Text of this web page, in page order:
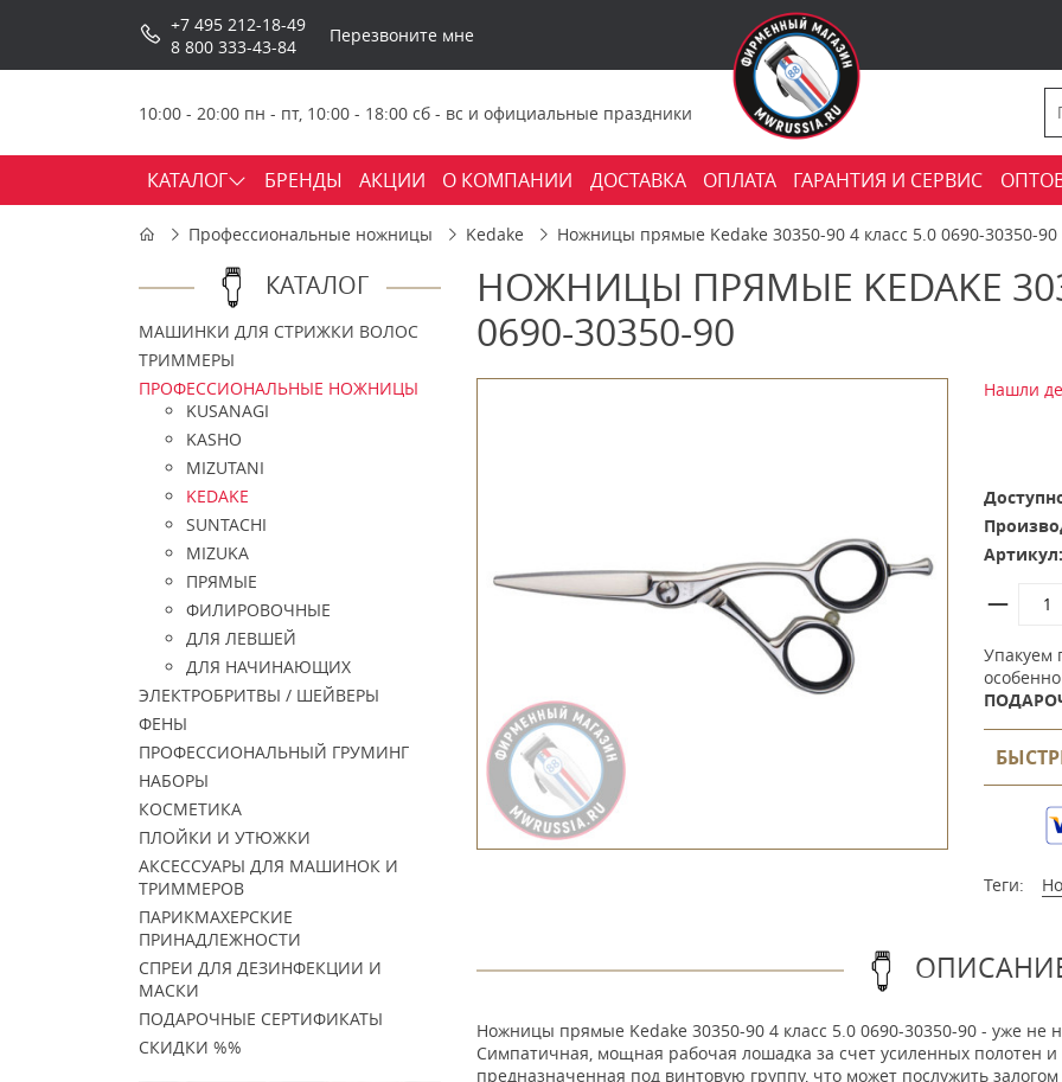
+7 495 212-18-49
8 800 333-43-84
Перезвоните мне
10:00 - 20:00 пн - пт, 10:00 - 18:00 сб - вс и официальные праздники
КАТАЛОГ БРЕНДЫ АКЦИИ О КОМПАНИИ ДОСТАВКА ОПЛАТА ГАРАНТИЯ И СЕРВИС
Профессиональные ножницы Kedake Ножницы прямые Kedake 30350-90 4 класс 5.0 0690-30350-90
КАТАЛОГ
МАШИНКИ ДЛЯ СТРИЖКИ ВОЛОС
ТРИММЕРЫ
ПРОФЕССИОНАЛЬНЫЕ НОЖНИЦЫ
KUSANAGI
KASHO
MIZUTANI
KEDAKE
SUNTACHI
MIZUKA
ПРЯМЫЕ
ФИЛИРОВОЧНЫЕ
ДЛЯ ЛЕВШЕЙ
ДЛЯ НАЧИНАЮЩИХ
ЭЛЕКТРОБРИТВЫ / ШЕЙВЕРЫ
ФЕНЫ
ПРОФЕССИОНАЛЬНЫЙ ГРУМИНГ
НАБОРЫ
КОСМЕТИКА
ПЛОЙКИ И УТЮЖКИ
АКСЕССУАРЫ ДЛЯ МАШИНОК И
ТРИММЕРОВ
ПАРИКМАХЕРСКИЕ
ПРИНАДЛЕЖНОСТИ
СПРЕИ ДЛЯ ДЕЗИНФЕКЦИИ И
МАСКИ
ПОДАРОЧНЫЕ СЕРТИФИКАТЫ
СКИДКИ %%
НОЖНИЦЫ ПРЯМЫЕ KEDAKE
0690-30350-90
Нашли
Артикул:
Упакуем
Теги:
Ножницы прямые Kedake 30350-90 4 класс 5.0 0690-30350-90 - уже не
Симпатичная, мощная рабочая лошадка за счет усиленных полотен и
предназначенная под винтовую группу, что может послужить